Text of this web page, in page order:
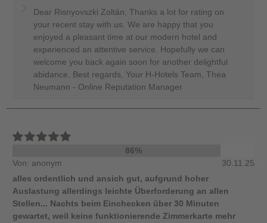
Dear Risnyovszki Zoltán, Thanks a lot for rating on
your recent stay with us. We are happy that you
enjoyed a pleasant time at our modern hotel and
experienced an attentive service. Hopefully we can
welcome you back again soon for another delightful
abidance. Best regards, Your H-Hotels Team, Thea
Neumann - Online Reputation Manager
86%
Von: anonym
30.11.25
alles ordentlich und ansich gut, aufgrund hoher
Auslastung allerdings leichte Überforderung an allen
Stellen... Nachts beim Einchecken über 30 Minuten
gewartet, weil keine funktionierende Zimmerkarte mehr